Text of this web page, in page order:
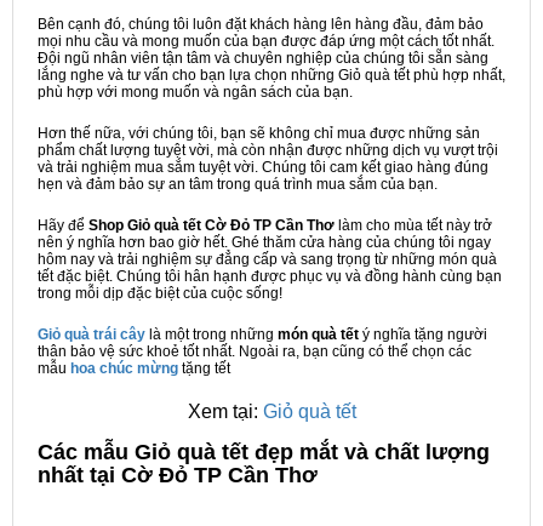
Bên cạnh đó, chúng tôi luôn đặt khách hàng lên hàng đầu, đảm bảo
mọi nhu cầu và mong muốn của bạn được đáp ứng một cách tốt nhất.
Đội ngũ nhân viên tận tâm và chuyên nghiệp của chúng tôi sẵn sàng
lắng nghe và tư vấn cho bạn lựa chọn những Giỏ quà tết phù hợp nhất,
phù hợp với mong muốn và ngân sách của bạn.
Hơn thế nữa, với chúng tôi, bạn sẽ không chỉ mua được những sản
phẩm chất lượng tuyệt vời, mà còn nhận được những dịch vụ vượt trội
và trải nghiệm mua sắm tuyệt vời. Chúng tôi cam kết giao hàng đúng
hẹn và đảm bảo sự an tâm trong quá trình mua sắm của bạn.
Hãy để Shop Giỏ quà tết Cờ Đỏ TP Cần Thơ làm cho mùa tết này trở
nên ý nghĩa hơn bao giờ hết. Ghé thăm cửa hàng của chúng tôi ngay
hôm nay và trải nghiệm sự đẳng cấp và sang trọng từ những món quà
tết đặc biệt. Chúng tôi hân hạnh được phục vụ và đồng hành cùng bạn
trong mỗi dịp đặc biệt của cuộc sống!
Giỏ quà trái cây là một trong những món quà tết ý nghĩa tặng người
thân bảo vệ sức khoẻ tốt nhất. Ngoài ra, bạn cũng có thể chọn các
mẫu hoa chúc mừng tặng tết
Xem tại: Giỏ quà tết
Các mẫu Giỏ quà tết đẹp mắt và chất lượng
nhất tại Cờ Đỏ TP Cần Thơ